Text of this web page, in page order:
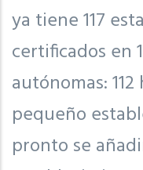
ya tiene 117
certificados en
autónomas:
pequeño
pronto se